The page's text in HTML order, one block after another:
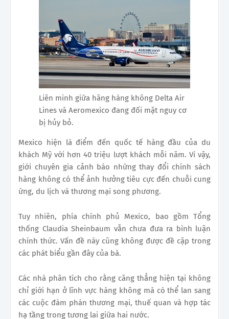
Liên minh giữa hãng hàng không Delta Air
Lines và Aeromexico đang đối mặt nguy cơ
bị hủy bỏ.
Mexico hiện là điểm đến quốc tế hàng đầu của du
khách Mỹ với hơn 40 triệu lượt khách mỗi năm. Vì vậy,
giới chuyên gia cảnh báo những thay đổi chính sách
hàng không có thể ảnh hưởng tiêu cực đến chuỗi cung
ứng, du lịch và thương mại song phương.
Tuy nhiên, phía chính phủ Mexico, bao gồm Tổng
thống Claudia Sheinbaum vẫn chưa đưa ra bình luận
chính thức. Vấn đề này cũng không được đề cập trong
các phát biểu gần đây của bà.
Các nhà phân tích cho rằng căng thẳng hiện tại không
chỉ giới hạn ở lĩnh vực hàng không mà có thể lan sang
các cuộc đàm phán thương mại, thuế quan và hợp tác
hạ tầng trong tương lai giữa hai nước.